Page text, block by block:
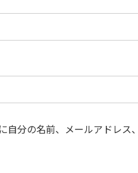
分の名前、メールアドレス